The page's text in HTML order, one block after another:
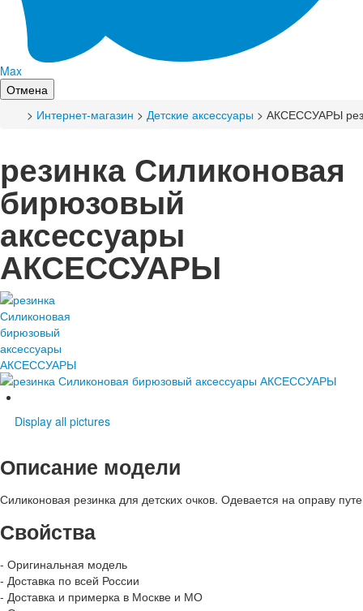
Max
Отмена
> Интернет-магазин > Детские аксессуары > АКСЕССУАРЫ
резинка Силиконовая
бирюзовый
аксессуары
АКСЕССУАРЫ
Display all pictures
Описание модели
Силиконовая резинка для детских очков. Одевается на оправу
Свойства
- Оригинальная модель
- Доставка по всей России
- Доставка и примерка в Москве и МО